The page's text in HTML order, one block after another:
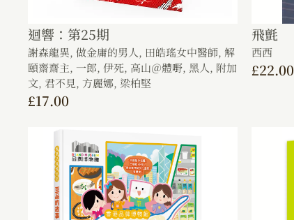
迴響：第25期
謝森龍異, 做金庸的男人, 田皓瑤女中醫師, 解
頤齋齋主, 一郎, 伊死, 高山＠體嘢, 黑人, 附加
文, 君不見, 方麗娜, 梁柏堅
£17.00
飛氈
西西
£22.00